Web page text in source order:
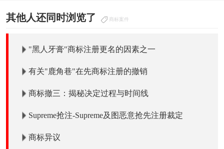
其他人还同时浏览了 商标案件
"黑人牙膏"商标注册更名的因素之一
有关"鹿角巷"在先商标注册的撤销
商标撤三：揭秘决定过程与时间线
Supreme抢注-Supreme及图恶意抢先注册裁定
商标异议